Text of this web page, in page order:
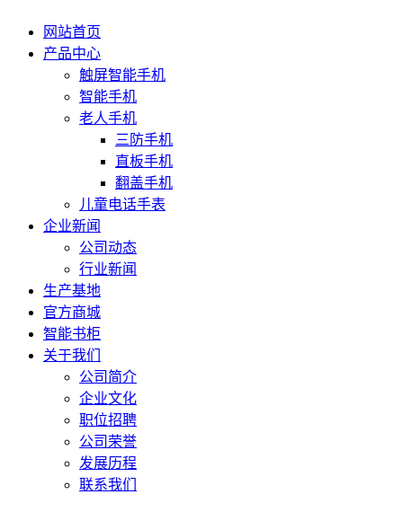
网站首页
产品中心
触屏智能手机
智能手机
老人手机
三防手机
直板手机
翻盖手机
儿童电话手表
企业新闻
公司动态
行业新闻
生产基地
官方商城
智能书柜
关于我们
公司简介
企业文化
职位招聘
公司荣誉
发展历程
联系我们